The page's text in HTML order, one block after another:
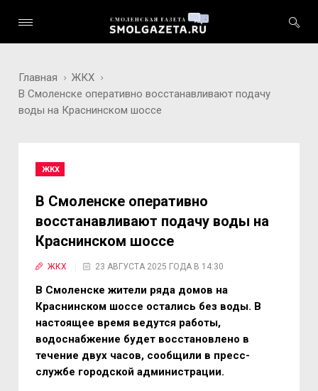
Главная
ЖКХ
В Смоленске оперативно восстанавливают подачу
воды на Краснинском шоссе
ЖКХ
В Смоленске оперативно
восстанавливают подачу воды на
Краснинском шоссе
ЖКХ 23 АВГУСТА 2025 ГОДА В 14:30
В Смоленске жители ряда домов на
Краснинском шоссе остались без воды. В
настоящее время ведутся работы,
водоснабжение будет восстановлено в
течение двух часов, сообщили в пресс-
службе городской администрации.